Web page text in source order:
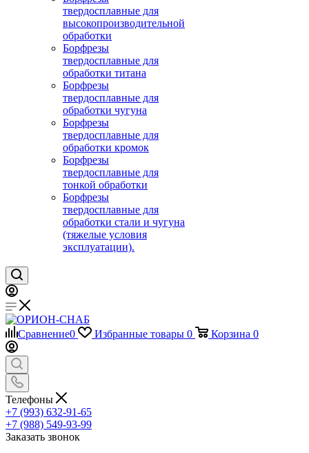
твердосплавные для
высокопроизводительной
обработки
Борфрезы
твердосплавные для
обработки титана
Борфрезы
твердосплавные для
обработки чугуна
Борфрезы
твердосплавные для
обработки кромок
Борфрезы
твердосплавные для
тонкой обработки
Борфрезы
твердосплавные для
обработки стали и чугуна
(тяжелые условия
эксплуатации).
Сравнение0 Избранные товары 0 Корзина 0
Телефоны
+7 (993) 632-91-65
+7 (988) 549-93-99
Заказать звонок